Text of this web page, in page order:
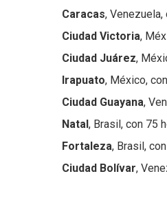
Caracas,
Ciudad Victoria,
Ciudad Juárez,
Irapuato, México,
Ciudad Guayana,
Natal , Brasil, con 75
Fortaleza, Brasil,
Ciudad Bolívar,